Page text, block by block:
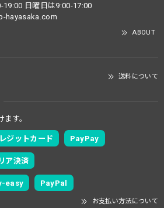
19:00 日曜日は9:00-17:00
hayasaka.com
ABOUT
送料について
す。
ジットカード PayPay
ア決済
easy PayPal
お支払い方法について